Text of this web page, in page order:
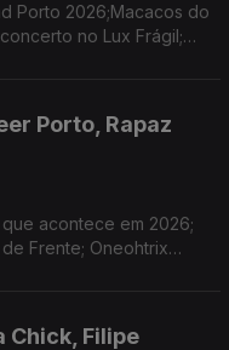
Porto 2026;Macacos do
no Lux Frágil;
Porto, Rapaz
acontece em 2026;
Frente; Oneohtrix
Chick, Filipe